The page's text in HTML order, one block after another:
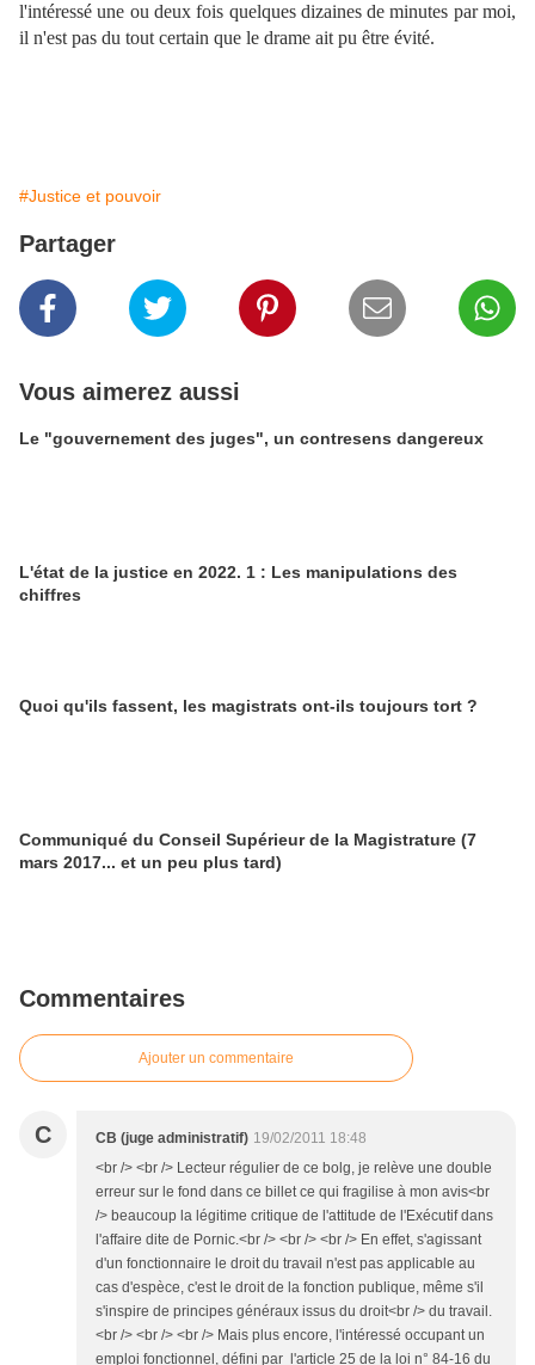
l'intéressé une ou deux fois quelques dizaines de minutes par moi,
il n'est pas du tout certain que le drame ait pu être évité.
#Justice et pouvoir
Partager
Vous aimerez aussi
Le "gouvernement des juges", un contresens dangereux
L'état de la justice en 2022. 1 : Les manipulations des
chiffres
Quoi qu'ils fassent, les magistrats ont-ils toujours tort ?
Communiqué du Conseil Supérieur de la Magistrature (7
mars 2017... et un peu plus tard)
Commentaires
Ajouter un commentaire
C CB (juge administratif) 19/02/2011 18:48
<br /> <br /> Lecteur régulier de ce bolg, je relève une double
erreur sur le fond dans ce billet ce qui fragilise à mon avis<br
/> beaucoup la légitime critique de l'attitude de l'Exécutif dans
l'affaire dite de Pornic.<br /> <br /> <br /> En effet, s'agissant
d'un fonctionnaire le droit du travail n'est pas applicable au
cas d'espèce, c'est le droit de la fonction publique, même s'il
s'inspire de principes généraux issus du droit<br /> du travail.
<br /> <br /> <br /> Mais plus encore, l'intéressé occupant un
emploi fonctionnel, défini par l'article 25 de la loi n° 84-16 du